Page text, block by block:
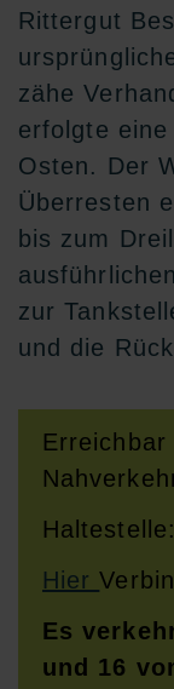
Rittergut
zähe
erfolgte
Osten. Der
Überresten
bis zum
zur
und die
Hier
Es
und 16